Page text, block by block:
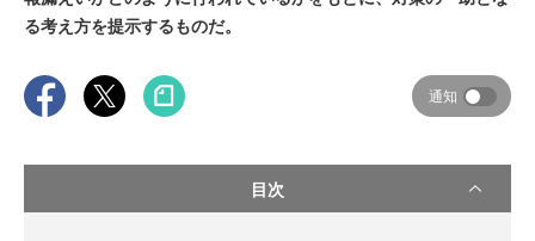
る考え方を提示するものだ。
通知
目次